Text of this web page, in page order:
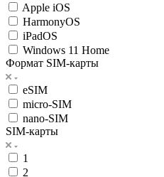
Apple iOS
HarmonyOS
iPadOS
Windows 11 Home
Формат SIM-карты
eSIM
micro-SIM
nano-SIM
SIM-карты
1
2